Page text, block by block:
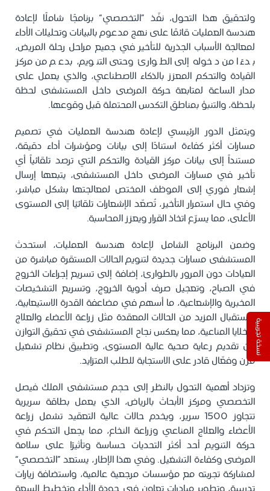
ولتحقيق هذا التحول، نفّذ “التخصصي” برنامجًا شاملًا لإعادة
هندسة العمليات قائمًا على نهج مدعوم بالبيانات وتحليلات الأداء
لمعالجة الأسباب الجذرية للتأخير في جميع مراحل رحلة المريض،
بدءًا من دخوله إلى الطوارئ وحتى التنويم، بدعم من مركز
القيادة والتحكم المعزز بالذكاء الاصطناعي، والذي يعمل على
مدار الساعة لمتابعة حركة المرضى داخل المستشفى لحظة
بلحظة، والتنبؤ بمناطق التكدس المحتملة قبل وقوعها.
ويتمثل الدور الرئيسي لإعادة هندسة العمليات في تصميم
مسارات أكثر كفاءة استنادًا إلى بيانات ومؤشرات أداء دقيقة،
مستنداً إلى بيانات مركز القيادة والتحكم التي ترصد تلقائياً أي
تأخير في مسارات المرضى داخل المستشفى، يتبعها إرسال
إشعار فوري إلى الموظف المختص لمعالجتها بشكل مباشر،
وفي حال استمرار التأخير، تُصعّد الإشعارات تلقائيًا إلى المستوى
الأعلى، مما يسرّع اتخاذ القرار ويعزز المحاسبة.
وضمن البرنامج الشامل لإعادة هندسة العمليات، استحدث
المستشفى مسارات جديدة لتنويم الحالات المستقرة مباشرة من
العيادات دون المرور بالطوارئ، إضافة إلى تسريع إجراءات الخروج
في الصباح، وتعجيل صرف أدوية الخروج، وتسريع التشخيصات
المخبرية والإشعاعية، ما أسهم في مضاعفة القدرة الاستيعابية،
واستقبال المزيد من الحالات المعقدة مثل زراعة الأعضاء والعلاج
بالخلايا المناعية، مما يعكس نجاح المستشفى في تحقيق التوازن
بين تقديم رعاية صحية عالية المستوى، وتطبيق نظام تشغيل
مرن وفعّال قادر على الاستجابة للطلب المتزايد.
وتزداد أهمية التحول بالنظر إلى حجم مستشفى الملك فيصل
التخصصي ومركز الأبحاث بالرياض، الذي يعمل بطاقة سريرية
تتجاوز 1500 سرير، ويخدم حالات عالية التعقيد تشمل زراعة
الأعضاء والعلاج المناعي وزراعة النخاع، مما يجعل التحكم في
حركة التنويم أحد أكثر التحديات حساسة وتأثيرًا على سلامة
المرضى وكفاءة التشغيل. وفي هذا الإطار، يستعد “التخصصي”
لمشاركة تجربته مع مؤسسات مرجعية عالمية، واستضافة زيارات
نسخة تجريبية